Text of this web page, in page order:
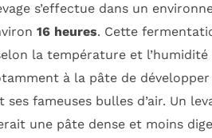
s’effectue dans un
16 heures. Cette
la température et l’humidité
à la pâte de développer
ses fameuses bulles d’air. Un
une pâte dense et moins